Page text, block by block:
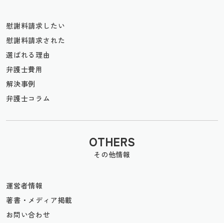
慰謝料請求したい
慰謝料請求された
選ばれる理由
弁護士費用
解決事例
弁護士コラム
OTHERS
その他情報
運営者情報
著書・メディア掲載
お問い合わせ